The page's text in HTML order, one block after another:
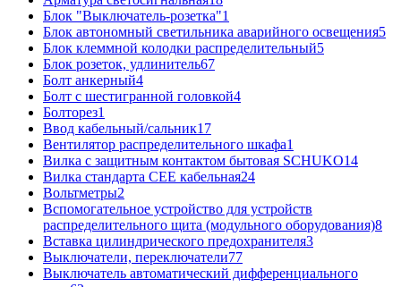
Блок "Выключатель-розетка"1
Блок автономный светильника аварийного освещения5
Блок клеммной колодки распределительный5
Блок розеток, удлинитель67
Болт анкерный4
Болт с шестигранной головкой4
Болторез1
Ввод кабельный/сальник17
Вентилятор распределительного шкафа1
Вилка с защитным контактом бытовая SCHUKO14
Вилка стандарта CEE кабельная24
Вольтметры2
Вспомогательное устройство для устройств
распределительного щита (модульного оборудования)8
Вставка цилиндрического предохранителя3
Выключатели, переключатели77
Выключатель автоматический дифференциального